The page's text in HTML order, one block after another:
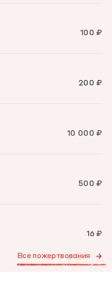
100 ₽
200 ₽
10 000 ₽
500 ₽
16 ₽
Все пожертвования